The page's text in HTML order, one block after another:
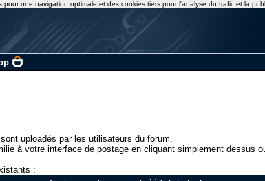
uploadés par les utilisateurs du forum.
à votre interface de postage en cliquant simplement dessus
:
pour une navigation optimale et des cookies tiers pour l'analyse du trafic et la